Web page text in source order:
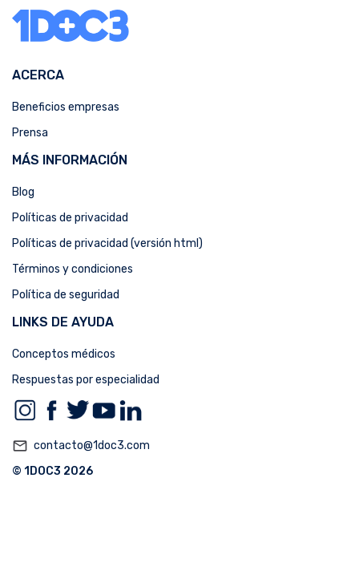
ACERCA
Beneficios empresas
Prensa
MÁS INFORMACIÓN
Blog
Políticas de privacidad
Políticas de privacidad (versión html)
Términos y condiciones
Política de seguridad
LINKS DE AYUDA
Conceptos médicos
Respuestas por especialidad
mail_outline contacto@1doc3.com
© 1DOC3 2026